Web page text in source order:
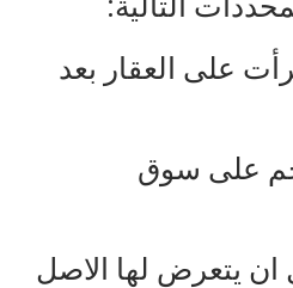
على العقار بعد
على سوق
ان يتعرض لها الاصل